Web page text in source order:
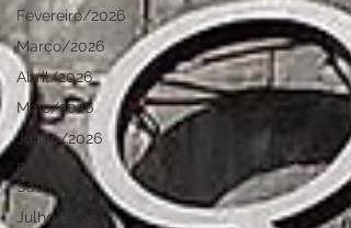
Fevereiro/2026
Março/2026
Abril/2026
Maio/2026
Junho/2026
Forte de
São Felipe
Julho/2026